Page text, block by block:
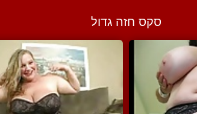
סקס חזה גדול